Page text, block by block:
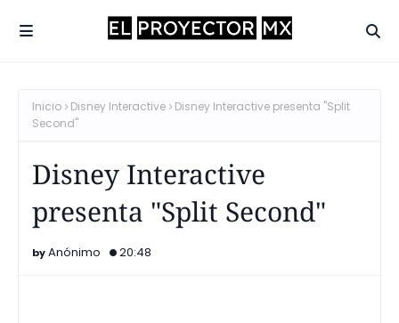
Inicio Disney Interactive
Disney Interactive presenta "Split
Second"
Disney Interactive
presenta "Split Second"
Anónimo 20:48